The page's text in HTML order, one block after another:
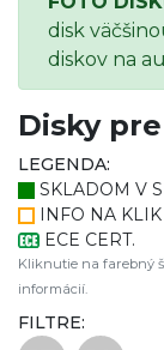
disk
diskov na
Disky pre
LEGENDA:
SKLADOM V
INFO NA KLIK
ECE CERT.
Kliknutie na farebný
informácií.
FILTRE: